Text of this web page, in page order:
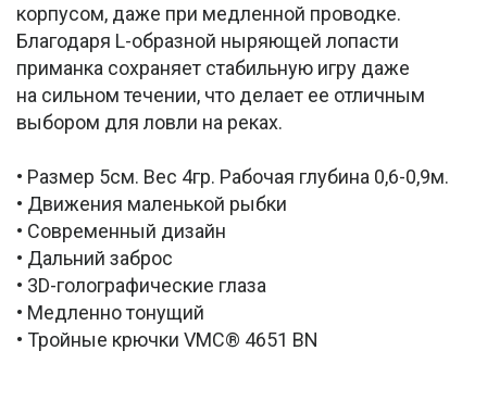
корпусом, даже при медленной проводке.
Благодаря L-образной ныряющей лопасти
приманка сохраняет стабильную игру даже
на сильном течении, что делает ее отличным
выбором для ловли на реках.
• Размер 5см. Вес 4гр. Рабочая глубина 0,6-0,9м.
• Движения маленькой рыбки
• Современный дизайн
• Дальний заброс
• 3D-голографические глаза
• Медленно тонущий
• Тройные крючки VMC® 4651 BN